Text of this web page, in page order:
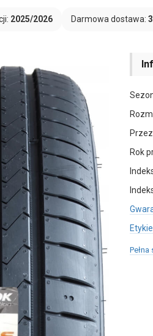
2025/2026 Darmowa dostawa:
Rok